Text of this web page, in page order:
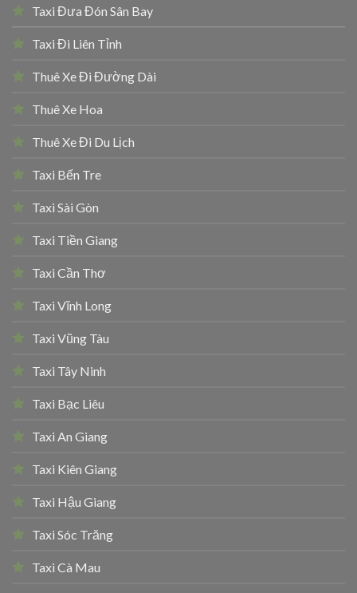
Taxi Đưa Đón Sân Bay
Taxi Đi Liên Tỉnh
Thuê Xe Đi Đường Dài
Thuê Xe Hoa
Thuê Xe Đi Du Lịch
Taxi Bến Tre
Taxi Sài Gòn
Taxi Tiền Giang
Taxi Cần Thơ
Taxi Vĩnh Long
Taxi Vũng Tàu
Taxi Tây Ninh
Taxi Bạc Liêu
Taxi An Giang
Taxi Kiên Giang
Taxi Hậu Giang
Taxi Sóc Trăng
Taxi Cà Mau